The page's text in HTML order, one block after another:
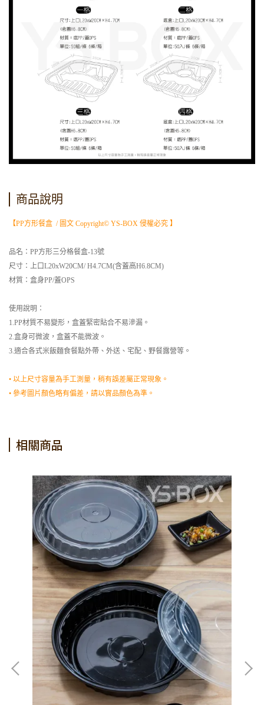
商品說明
【PP方形餐盒 / 圖文 Copyright© YS-BOX 侵權必究 】
品名：PP方形三分格餐盒-13號
尺寸：上口L20xW20CM/ H4.7CM(含蓋高H6.8CM)
材質：盒身PP/蓋OPS
使用說明：
1.PP材質不易變形，盒蓋緊密貼合不易滲漏。
2.盒身可微波，盒蓋不能微波。
3.適合各式米飯麵食餐點外帶、外送、宅配、野餐露營等。
• 以上尺寸容量為手工測量，稍有誤差屬正常現象。
• 參考圖片顏色略有偏差，請以實品顏色為準。
相關商品